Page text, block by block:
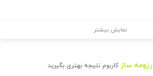
نمایش بیشتر
رزومه ساز کاربوم نتیجه بهتری بگیرید